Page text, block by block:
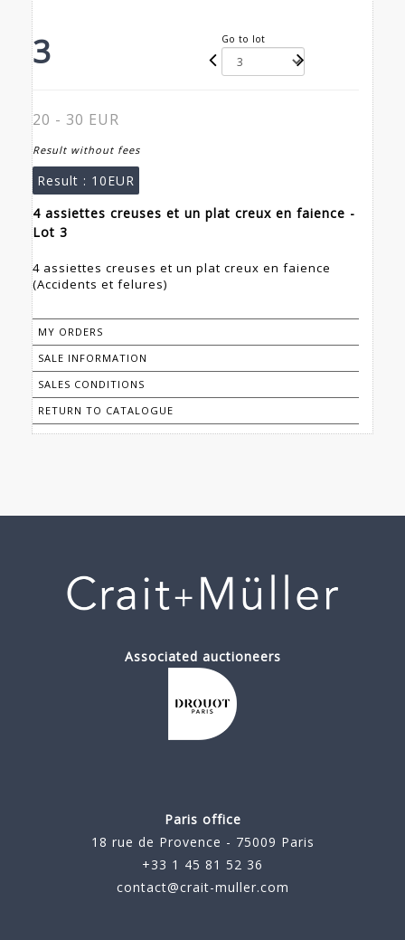
3 Go to lot
20 - 30 EUR
Result without fees
Result : 10EUR
4 assiettes creuses et un plat creux en faience -
Lot 3
4 assiettes creuses et un plat creux en faience
(Accidents et felures)
MY ORDERS
SALE INFORMATION
SALES CONDITIONS
RETURN TO CATALOGUE
Associated auctioneers
Paris office
18 rue de Provence - 75009 Paris
+33 1 45 81 52 36
contact@crait-muller.com